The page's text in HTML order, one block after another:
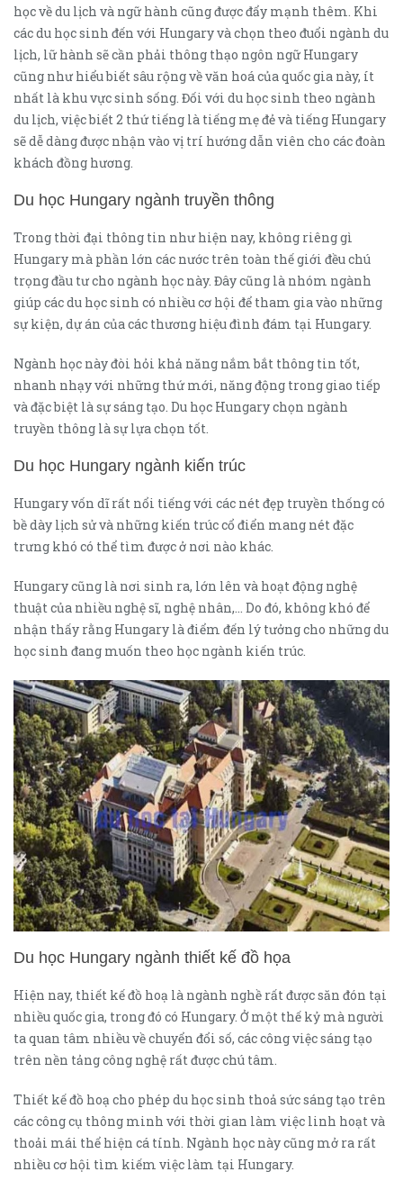
học về du lịch và ngữ hành cũng được đẩy mạnh thêm. Khi
các du học sinh đến với Hungary và chọn theo đuổi ngành du
lịch, lữ hành sẽ cần phải thông thạo ngôn ngữ Hungary
cũng như hiểu biết sâu rộng về văn hoá của quốc gia này, ít
nhất là khu vực sinh sống. Đối với du học sinh theo ngành
du lịch, việc biết 2 thứ tiếng là tiếng mẹ đẻ và tiếng Hungary
sẽ dễ dàng được nhận vào vị trí hướng dẫn viên cho các đoàn
khách đồng hương.
Du học Hungary ngành truyền thông
Trong thời đại thông tin như hiện nay, không riêng gì
Hungary mà phần lớn các nước trên toàn thế giới đều chú
trọng đầu tư cho ngành học này. Đây cũng là nhóm ngành
giúp các du học sinh có nhiều cơ hội để tham gia vào những
sự kiện, dự án của các thương hiệu đình đám tại Hungary.
Ngành học này đòi hỏi khả năng nắm bắt thông tin tốt,
nhanh nhạy với những thứ mới, năng động trong giao tiếp
và đặc biệt là sự sáng tạo. Du học Hungary chọn ngành
truyền thông là sự lựa chọn tốt.
Du học Hungary ngành kiến trúc
Hungary vốn dĩ rất nổi tiếng với các nét đẹp truyền thống có
bề dày lịch sử và những kiến trúc cổ điển mang nét đặc
trưng khó có thể tìm được ở nơi nào khác.
Hungary cũng là nơi sinh ra, lớn lên và hoạt động nghệ
thuật của nhiều nghệ sĩ, nghệ nhân,… Do đó, không khó để
nhận thấy rằng Hungary là điểm đến lý tưởng cho những du
học sinh đang muốn theo học ngành kiến trúc.
Du học Hungary ngành thiết kế đồ họa
Hiện nay, thiết kế đồ hoạ là ngành nghề rất được săn đón tại
nhiều quốc gia, trong đó có Hungary. Ở một thế kỷ mà người
ta quan tâm nhiều về chuyển đổi số, các công việc sáng tạo
trên nền tảng công nghệ rất được chú tâm.
Thiết kế đồ hoạ cho phép du học sinh thoả sức sáng tạo trên
các công cụ thông minh với thời gian làm việc linh hoạt và
thoải mái thể hiện cá tính. Ngành học này cũng mở ra rất
nhiều cơ hội tìm kiếm việc làm tại Hungary.